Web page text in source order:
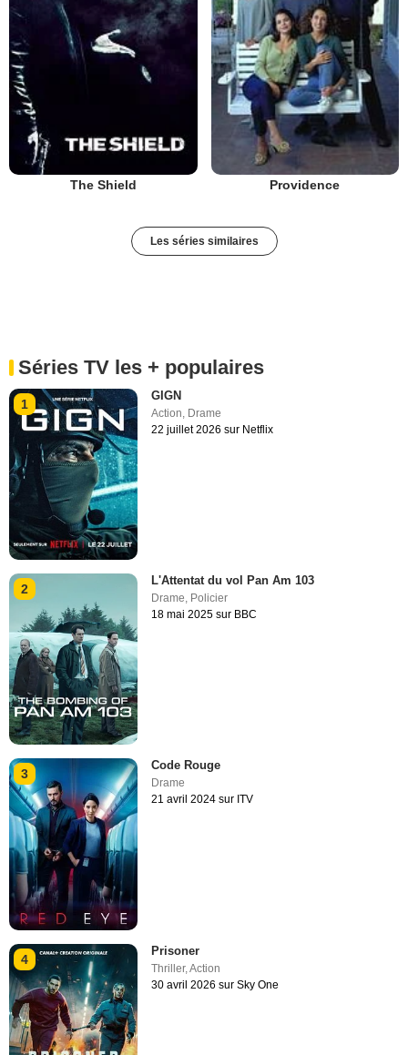
The Shield Providence
Les séries similaires
Séries TV les + populaires
1
GIGN
Action Drame
22 juillet 2026 sur Netflix
2
L'Attentat du vol Pan Am 103
Drame, Policier
18 mai 2025 sur BBC
3
Code Rouge
Drame
21 avril 2024 sur ITV
4
Prisoner
Thriller,Action
30 avril 2026 sur Sky One